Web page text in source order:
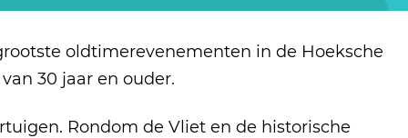
oldtimerevenementen in de Hoeksche
30 jaar en ouder.
Rondom de Vliet en de historische